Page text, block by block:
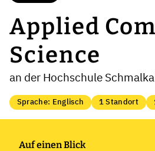
Applied
Science
an der Hochschule
Sprache: Englisch 1 Standort
Auf einen Blick